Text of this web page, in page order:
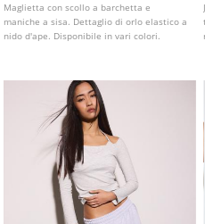
Maglietta con scollo a barchetta e
maniche a sisa. Dettaglio di orlo elastico a
nido d'ape. Disponibile in vari colori.